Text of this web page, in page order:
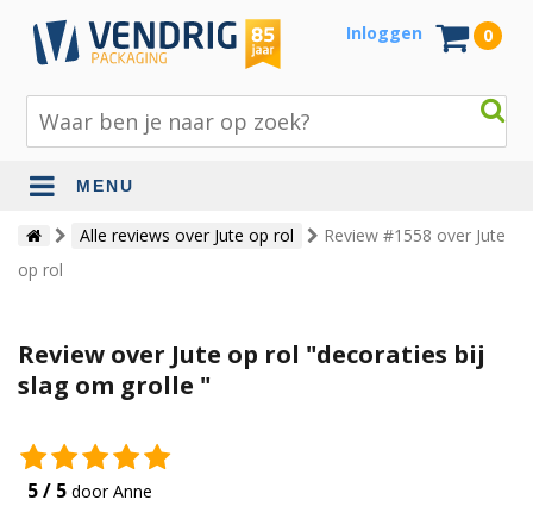
Inloggen 0
MENU
Beschermingsmateriaal
Bouw- en tuinmaterialen
Jute en lopers
Tape en stickers
Alle reviews over Jute op rol
Review #1558 over Jute
op rol
Review over Jute op rol "decoraties bij
slag om grolle "
5 / 5 door Anne